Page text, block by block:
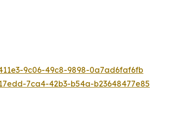
9c06-49c8-9898-0a7ad6faf6fb
7ca4-42b3-b54a-b23648477e85